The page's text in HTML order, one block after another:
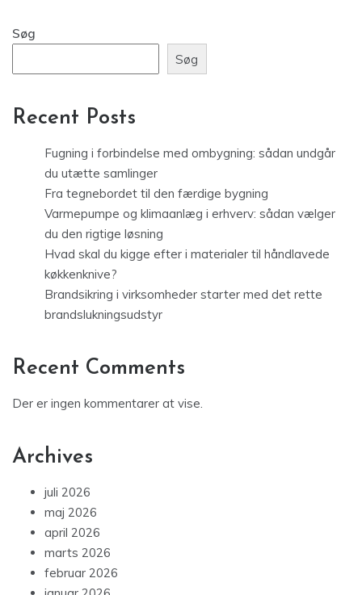
Søg
Søg
Recent Posts
Fugning i forbindelse med ombygning: sådan undgår
du utætte samlinger
Fra tegnebordet til den færdige bygning
Varmepumpe og klimaanlæg i erhverv: sådan vælger
du den rigtige løsning
Hvad skal du kigge efter i materialer til håndlavede
køkkenknive?
Brandsikring i virksomheder starter med det rette
brandslukningsudstyr
Recent Comments
Der er ingen kommentarer at vise.
Archives
juli 2026
maj 2026
april 2026
marts 2026
februar 2026